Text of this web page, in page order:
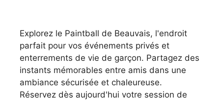
Explorez le Paintball de Beauvais, l'endroit
parfait pour vos événements privés et
enterrements de vie de garçon. Partagez des
instants mémorables entre amis dans une
ambiance sécurisée et chaleureuse.
Réservez dès aujourd'hui votre session de